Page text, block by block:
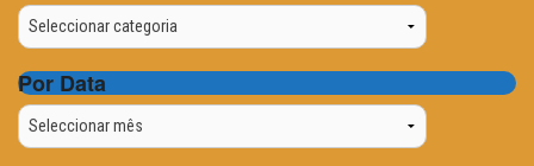
Categorias
Por Data
Por
Data